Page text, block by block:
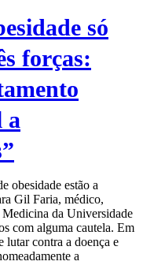
só
forças:
a
obesidade estão a
Gil Faria, médico,
da Universidade
com alguma cautela. Em
lutar contra a doença e
a